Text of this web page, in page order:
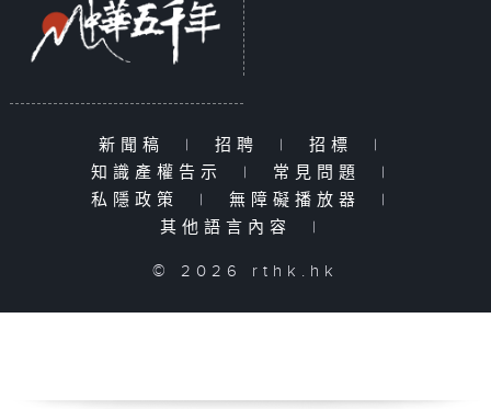
新聞稿 | 招聘 | 招標
|
知識產權告示
| 常見問題
|
私隱政策
| 無障礙播放器
|
其他語言內容
|
© 2026 rthk.hk